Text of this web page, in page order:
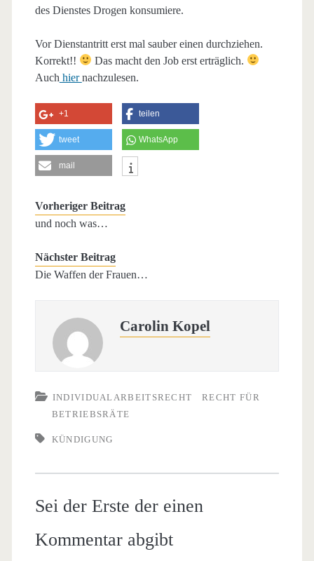
des Dienstes Drogen konsumiere.
Vor Dienstantritt erst mal sauber einen durchziehen.
Korrekt!!
Das macht den Job erst erträglich.
Auch hiernachzulesen.
+1 teilen
tweet WhatsApp
mail
Vorheriger Beitrag
und noch was…
Nächster Beitrag
Die Waffen der Frauen…
Carolin Kopel
INDIVIDUALARBEITSRECHT
RECHT FÜR
BETRIEBSRÄTE
KÜNDIGUNG
Sei der Erste der einen
Kommentar abgibt